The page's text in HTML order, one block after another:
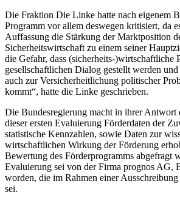
Die Fraktion Die Linke hatte nach eigenem
Programm vor allem deswegen kritisiert, da
Auffassung die Stärkung der Marktposition
Sicherheitswirtschaft zu einem seiner
die Gefahr, dass (sicherheits-)wirtschaftliche
gesellschaftlichen Dialog gestellt werden und
auch zur Versicherheitlichung politischer
kommt“, hatte die Linke geschrieben.
Die Bundesregierung macht in ihrer Antwort
dieser ersten Evaluierung Förderdaten der
statistische Kennzahlen, sowie Daten zur
wirtschaftlichen Wirkung der Förderung
Bewertung des Förderprogramms abgefragt
Evaluierung sei von der Firma prognos AG,
worden, die im Rahmen einer
sei.